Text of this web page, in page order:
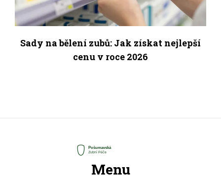
Sady na bělení zubů: Jak získat nejlepší
cenu v roce 2026
Menu